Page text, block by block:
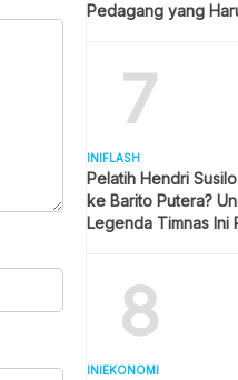
Pedagang yang
7
INIFLASH
Pelatih Hendri
ke Barito Putera?
Legenda Timnas Ini
8
INIEKONOMI